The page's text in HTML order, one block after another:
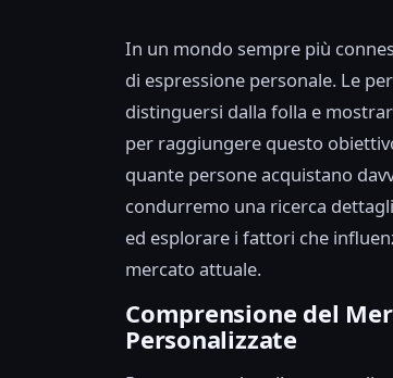
In un mondo sempre più
di espressione personale. Le
distinguersi dalla folla e
per raggiungere questo
quante persone acquistano
condurremo una ricerca
ed esplorare i fattori che
mercato attuale.
Comprensione del
Personalizzate